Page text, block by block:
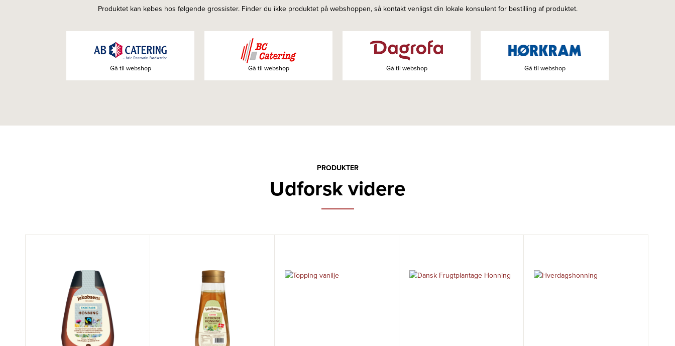
Produktet kan købes hos følgende grossister. Finder du ikke produktet på webshoppen, så kontakt venligst din lokale konsulent for bestilling af produktet.
Gå til webshop Gå til webshop Gå til webshop Gå til webshop
PRODUKTER
Udforsk videre